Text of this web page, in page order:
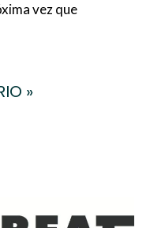
vez que